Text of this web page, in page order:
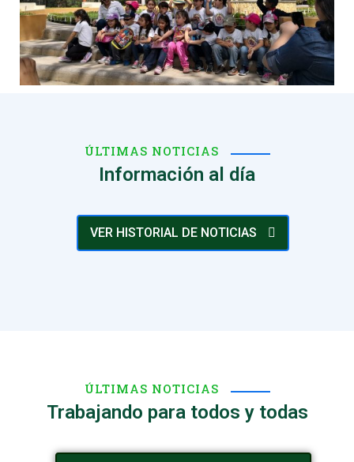
ÚLTIMAS NOTICIAS
Información al día
VER HISTORIAL DE NOTICIAS
ÚLTIMAS NOTICIAS
Trabajando para todos y todas